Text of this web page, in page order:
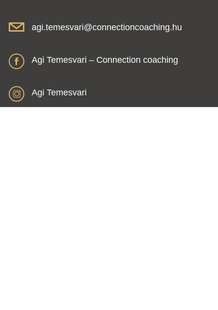
agi.temesvari@connectioncoaching.hu
Agi Temesvari – Connection coaching
Agi Temesvari